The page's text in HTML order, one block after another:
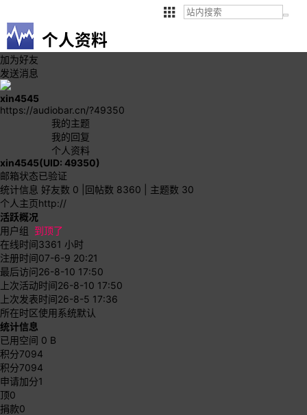
个人资料
加为好友
发送消息
xin4545
https://audiobar.cn/?49350
我的主题
我的回复
个人资料
xin4545(UID: 49350)
邮箱状态已验证
统计信息 好友数 0 回帖数 8360
主题数 30
个人主页http://
活跃概况
用户组 到顶了
在线时间3361 小时
注册时间07-6-9 20:21
最后访问26-8-10 17:50
上次活动时间26-8-10 17:50
上次发表时间26-8-5 17:36
所在时区使用系统默认
统计信息
已用空间 0 B
积分7094
积分7094
申请加分1
顶0
捐款0